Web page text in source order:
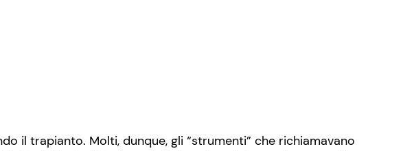
il trapianto. Molti, dunque, gli “strumenti” che richiamavano